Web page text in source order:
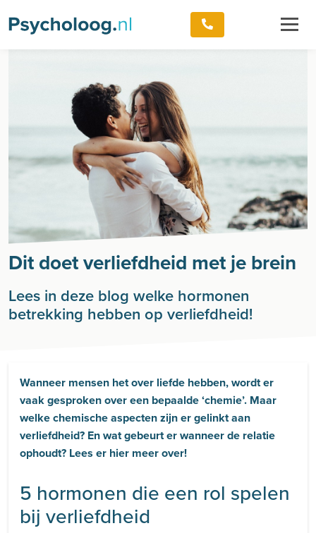
Dit doet verliefdheid met je brein
Lees in deze blog welke hormonen
betrekking hebben op verliefdheid!
Wanneer mensen het over liefde hebben, wordt er
vaak gesproken over een bepaalde ‘chemie’. Maar
welke chemische aspecten zijn er gelinkt aan
verliefdheid? En wat gebeurt er wanneer de relatie
ophoudt? Lees er hier meer over!
5 hormonen die een rol spelen
bij verliefdheid